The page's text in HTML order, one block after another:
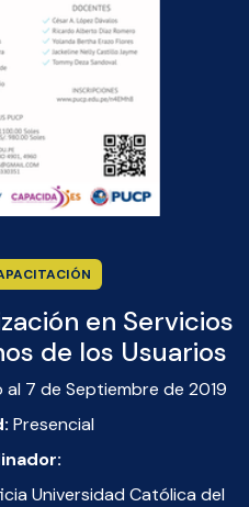
en Servicios
de los Usuarios
al 7 de Septiembre de 2019
Presencial
Universidad Católica del